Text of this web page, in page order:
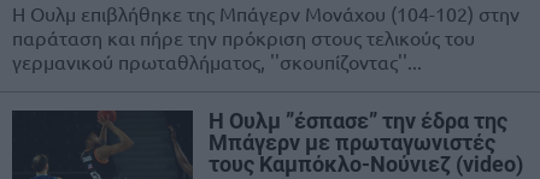
Η Ουλμ επιβλήθηκε της Μπάγερν Μονάχου (104-102) στην
παράταση και πήρε την πρόκριση στους τελικούς του
γερμανικού πρωταθλήματος, ''σκουπίζοντας''...
Η Ουλμ ”έσπασε” την έδρα της
Μπάγερν με πρωταγωνιστές
τους Καμπόκλο-Νούνιεζ (video)